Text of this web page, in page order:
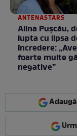
ANTENASTARS
Alina Pușcău,
lupta cu lipsa
încredere:
foarte multe
negative”